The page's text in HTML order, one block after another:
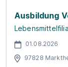
Ausbildung
01.08.2026
97828